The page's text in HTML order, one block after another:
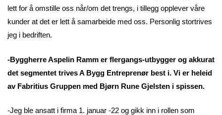
lett for å omstille oss når/om det trengs, i tillegg opplever våre
kunder at det er lett å samarbeide med oss. Personlig stortrives
jeg i bedriften.
-Byggherre Aspelin Ramm er flergangs-utbygger og akkurat
det segmentet trives A Bygg Entreprenør best i. Vi er heleid
av Fabritius Gruppen med Bjørn Rune Gjelsten i spissen.
-Jeg ble ansatt i firma 1. januar -22 og gikk inn i rollen som